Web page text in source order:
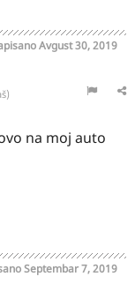
Avgust 30, 2019
na moj auto
Septembar 7, 2019